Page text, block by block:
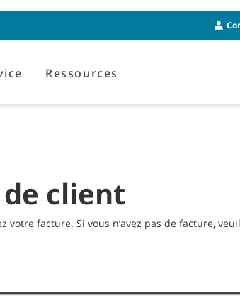
Ressources
client
facture. Si vous n’avez pas de facture,